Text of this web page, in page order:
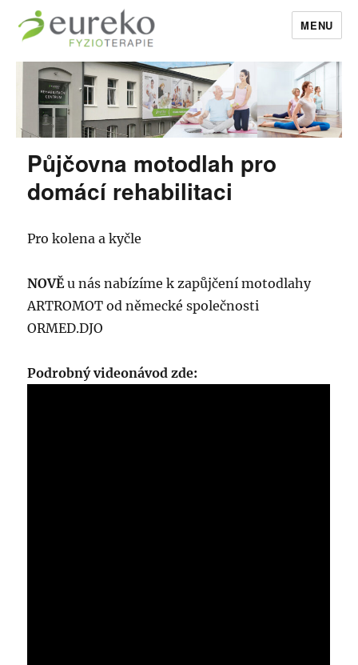
EurekoFyzio
MENU
Půjčovna motodlah pro
domácí rehabilitaci
Pro kolena a kyčle
NOVĚu nás nabízíme k zapůjčení motodlahy
ARTROMOT od německé společnosti
ORMED.DJO
Podrobný videonávod zde: